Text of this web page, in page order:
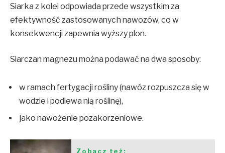
Siarka z kolei odpowiada przede wszystkim za
efektywność zastosowanych nawozów, co w
konsekwencji zapewnia wyższy plon.
Siarczan magnezu można podawać na dwa sposoby:
w ramach fertygacji rośliny (nawóz rozpuszcza się w
wodzie i podlewa nią roślinę),
jako nawożenie pozakorzeniowe.
Zobacz też: